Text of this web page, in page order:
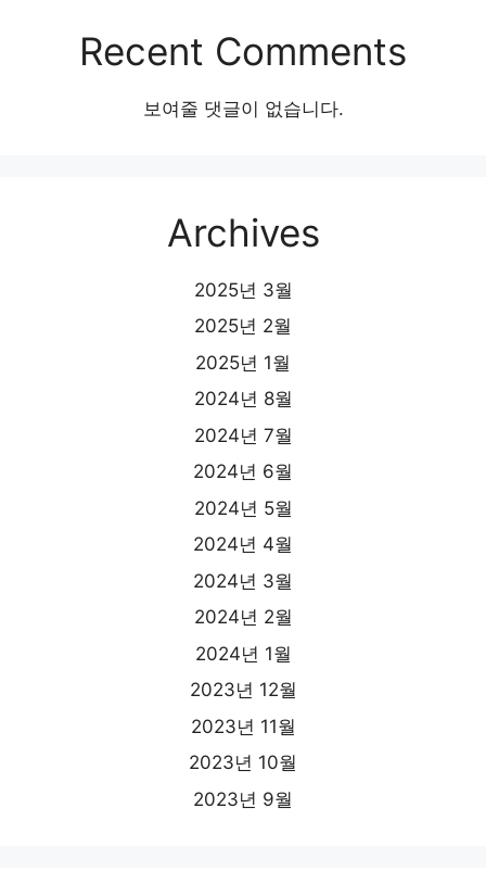
Recent Comments
보여줄 댓글이 없습니다.
Archives
2025년 3월
2025년 2월
2025년 1월
2024년 8월
2024년 7월
2024년 6월
2024년 5월
2024년 4월
2024년 3월
2024년 2월
2024년 1월
2023년 12월
2023년 11월
2023년 10월
2023년 9월